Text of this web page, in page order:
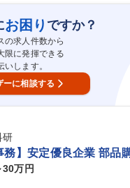
ディネート (3)海外子会社の事
発部と連携） (4)海外子会社・外
(5)社内のグローバル化推進業
赴任の可能性もございます。 募集職種 【東京
社管理】将来のAssociate
お困り ですか？
の求人件数から
限に発揮できる
します。
ーに相談する
研
務】安定優良企業 部品
万円